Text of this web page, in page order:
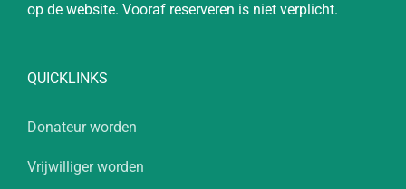
op de website. Vooraf reserveren is niet verplicht.
QUICKLINKS
Donateur worden
Vrijwilliger worden